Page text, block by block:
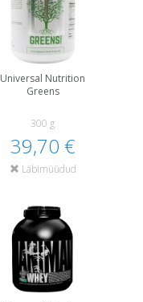
Universal Nutrition
Greens
300 g
39,70 €
Läbimüüdud